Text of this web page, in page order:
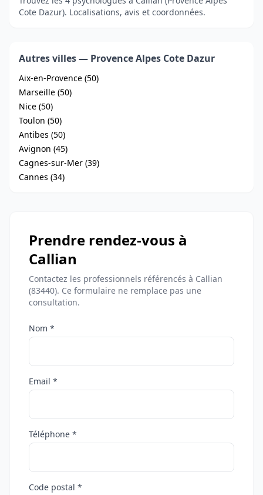
Cote Dazur). Localisations, avis et coordonnées.
Autres villes — Provence Alpes Cote Dazur
Aix-en-Provence (50)
Marseille (50)
Nice (50)
Toulon (50)
Antibes (50)
Avignon (45)
Cagnes-sur-Mer (39)
Cannes (34)
Prendre rendez-vous à
Callian
Contactez les professionnels référencés à Callian
(83440). Ce formulaire ne remplace pas une
consultation.
Nom *
Email *
Téléphone *
Code postal *